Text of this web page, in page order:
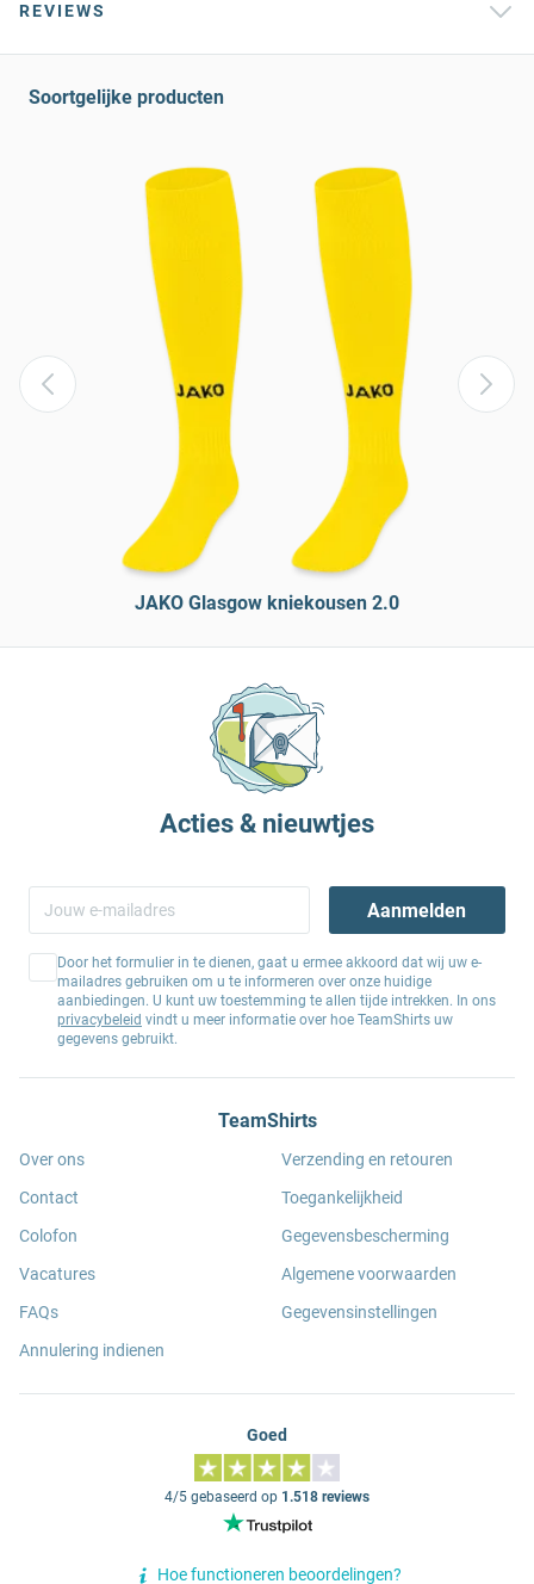
REVIEWS
Soortgelijke producten
JAKO Glasgow kniekousen 2.0
Acties & nieuwtjes
Aanmelden
Door het formulier in te dienen, gaat u ermee akkoord dat wij uw e-
mailadres gebruiken om u te informeren over onze huidige
aanbiedingen. U kunt uw toestemming te allen tijde intrekken. In ons
privacybeleid vindt u meer informatie over hoe TeamShirts uw
gegevens gebruikt.
TeamShirts
Over ons
Contact
Colofon
Vacatures
FAQs
Annulering indienen
Verzending en retouren
Toegankelijkheid
Gegevensbescherming
Algemene voorwaarden
Gegevensinstellingen
Goed
4/5 gebaseerd op 1.518 reviews
Hoe functioneren beoordelingen?